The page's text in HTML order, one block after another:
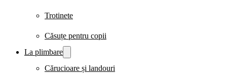
Trotinete
Căsuțe pentru copii
La plimbare
Cărucioare și landouri